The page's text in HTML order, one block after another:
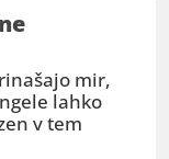
mir,
lahko
v tem